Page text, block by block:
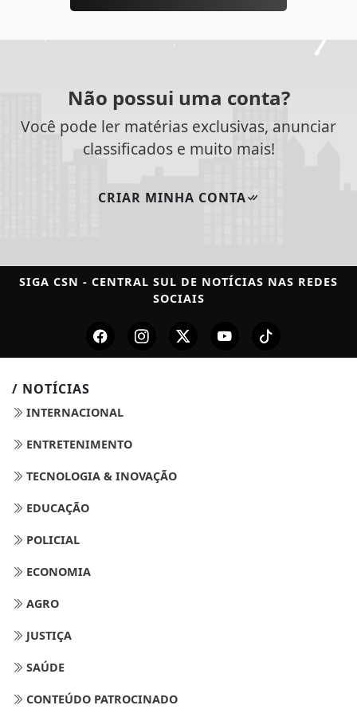
Não possui uma conta?
Você pode ler matérias exclusivas, anunciar
classificados e muito mais!
CRIAR MINHA CONTA
SIGA CSN - CENTRAL SUL DE NOTÍCIAS NAS REDES
SOCIAIS
/ NOTÍCIAS
INTERNACIONAL
ENTRETENIMENTO
TECNOLOGIA & INOVAÇÃO
EDUCAÇÃO
POLICIAL
ECONOMIA
AGRO
JUSTIÇA
SAÚDE
CONTEÚDO PATROCINADO